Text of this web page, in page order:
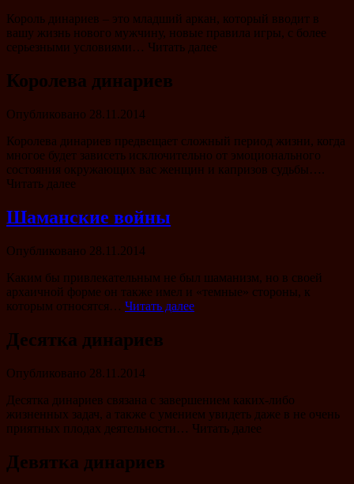
Король динариев – это младший аркан, который вводит в
вашу жизнь нового мужчину, новые правила игры, с более
серьезными условиями… Читать далее
Королева динариев
Опубликовано 28.11.2014
Королева динариев предвещает сложный период жизни, когда
многое будет зависеть исключительно от эмоционального
состояния окружающих вас женщин и капризов судьбы….
Читать далее
Шаманские войны
Опубликовано 28.11.2014
Каким бы привлекательным не был шаманизм, но в своей
архаичной форме он также имел и «темные» стороны, к
которым относятся… Читать далее
Десятка динариев
Опубликовано 28.11.2014
Десятка динариев связана с завершением каких-либо
жизненных задач, а также с умением увидеть даже в не очень
приятных плодах деятельности… Читать далее
Девятка динариев